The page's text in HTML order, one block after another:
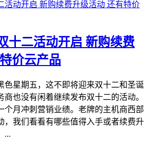
十二活动开启 新购续费
价云产品
色星期五，这不即将迎来双十二和圣诞
也没有闲着继续发布双十二的活动。
个月冲刺营销业绩。老牌的主机商西部
，我们看看有哪些值得入手或者续费升
...